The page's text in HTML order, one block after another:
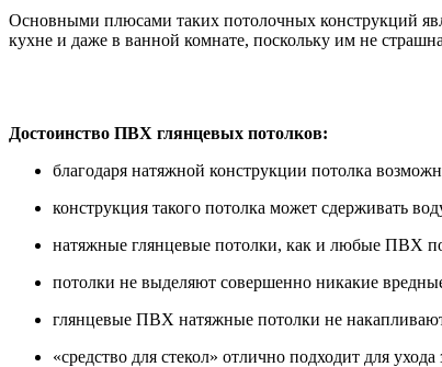
Основными плюсами таких потолочных конструкций
кухне и даже в ванной комнате, поскольку им не
Достоинство ПВХ глянцевых потолков:
благодаря натяжной конструкции потолка
конструкция такого потолка может сдерживать
натяжные глянцевые потолки, как и любые ПВХ
потолки не выделяют совершенно никакие
глянцевые ПВХ натяжные потолки не
«средство для стекол» отлично подходит для